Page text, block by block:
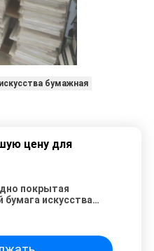
бумажная
цену для
покрытая
бумага искусства
ЗА КАЧЕСТВОМ
ПРОДУКТОВ И